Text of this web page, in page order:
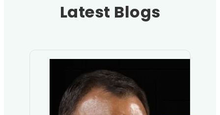
Latest Blogs